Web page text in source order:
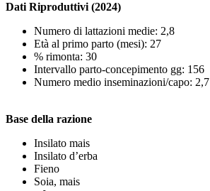
Dati Riproduttivi (2024)
Numero di lattazioni medie: 2,8
Età al primo parto (mesi): 27
% rimonta: 30
Intervallo parto-concepimento gg: 156
Numero medio inseminazioni/capo: 2,7
Base della razione
Insilato mais
Insilato d’erba
Fieno
Soia, mais